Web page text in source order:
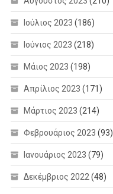
Ιούλιος 2023 (186)
Ιούνιος 2023 (218)
Μάιος 2023 (198)
Απρίλιος 2023 (171)
Μάρτιος 2023 (214)
Φεβρουάριος 2023 (93)
Ιανουάριος 2023 (79)
Δεκέμβριος 2022 (48)